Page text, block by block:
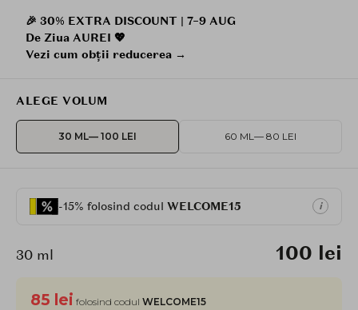
🎉 30% EXTRA DISCOUNT | 7–9 AUG
De Ziua AUREI 💖
Vezi cum obții reducerea →
ALEGE VOLUM
30 ML— 100 LEI 60 ML — 80 LEI
-15% folosind codul WELCOME15 i
30 ml 100 lei
85 lei folosind codul WELCOME15